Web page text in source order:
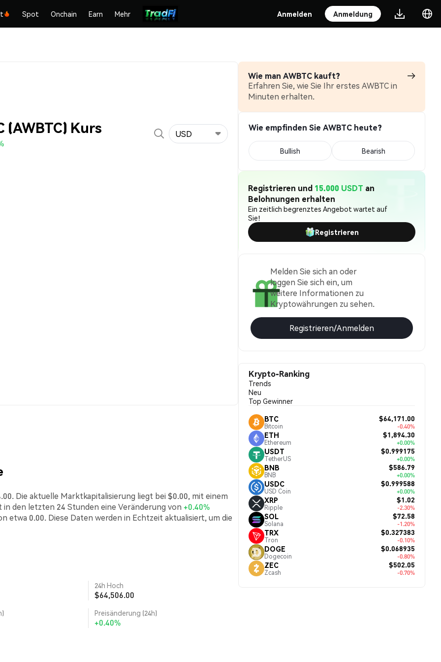
Spot Onchain Earn Mehr Anmelden Anmeldung
(AWBTC) Kurs USD
Die aktuelle Marktkapitalisierung liegt bei $0.00, mit einem
den letzten 24 Stunden eine Veränderung von +0.40%
0.00. Diese Daten werden in Echtzeit aktualisiert, um die
24h Hoch
$64,506.00
Preisänderung (24h)
+0.40%
Wie man AWBTC kauft?
Erfahren Sie, wie Sie Ihr erstes AWBTC in
Minuten erhalten.
Wie empfinden Sie AWBTC heute?
Bullish Bearish
Registrieren und 15.000 USDT an
Belohnungen erhalten
Ein zeitlich begrenztes Angebot wartet auf
Sie!
Registrieren
Melden Sie sich an oder
loggen Sie sich ein, um
weitere Informationen zu
Kryptowährungen zu sehen.
Registrieren/Anmelden
Krypto-Ranking
Trends
Neu
Top Gewinner
BTC
Bitcoin
$64,171.00
-0.40%
ETH
Ethereum
$1,894.30
+0.00%
USDT
TetherUS
$0.999175
+0.00%
BNB
BNB
$586.79
+0.00%
USDC
USD Coin
$0.999588
+0.00%
XRP
Ripple
$1.02
-2.30%
SOL
Solana
$72.58
-1.20%
TRX
Tron
$0.327383
-0.10%
DOGE
Dogecoin
$0.068935
-0.80%
ZEC
Zcash
$502.05
-0.70%